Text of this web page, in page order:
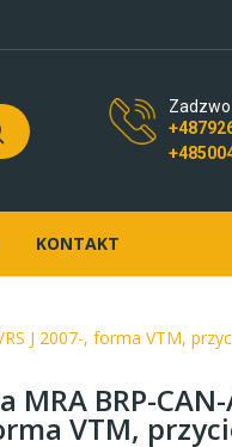
KONTAKT
J 2007-, forma VTM,
BRP-CAN-
VTM,